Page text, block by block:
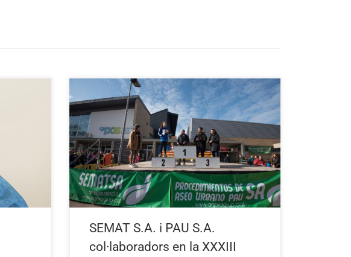
SEMAT S.A. i PAU S.A.
col·laboradors en la XXXIII